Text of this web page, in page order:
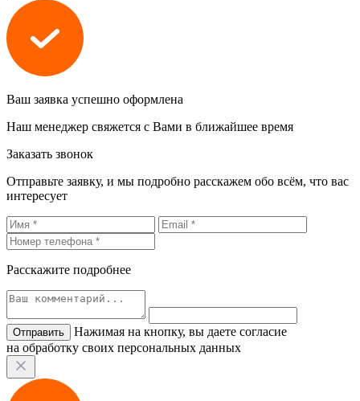
Ваш заявка успешно оформлена
Наш менеджер свяжется с Вами в ближайшее время
Заказать звонок
Отправьте заявку, и мы подробно расскажем обо всём, что вас
интересует
Расскажите подробнее
Нажимая на кнопку, вы даете согласие
на обработку своих персональных данных